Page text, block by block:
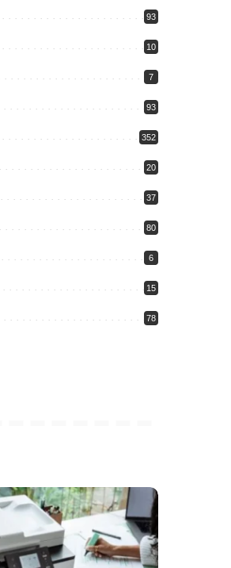
93
10
7
93
352
20
37
80
6
15
78